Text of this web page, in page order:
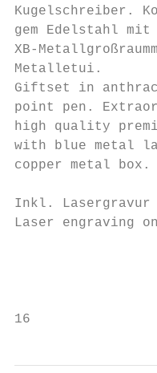
Kugelschreiber.
gem Edelstahl
XB-
Metalletui.
Giftset in
point pen.
high quality
with blue metal
copper metal
Inkl. Lasergravur
Laser
16